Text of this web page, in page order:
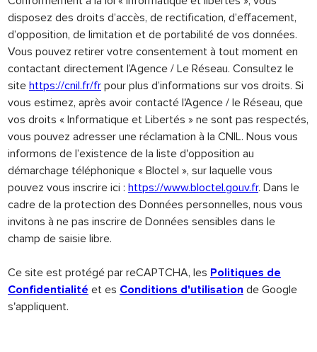
disposez des droits d’accès, de rectification, d’effacement,
d’opposition, de limitation et de portabilité de vos données.
Vous pouvez retirer votre consentement à tout moment en
contactant directement l’Agence / Le Réseau. Consultez le
site https://cnil.fr/fr pour plus d’informations sur vos droits. Si
vous estimez, après avoir contacté l'Agence / le Réseau, que
vos droits « Informatique et Libertés » ne sont pas respectés,
vous pouvez adresser une réclamation à la CNIL. Nous vous
informons de l’existence de la liste d'opposition au
démarchage téléphonique « Bloctel », sur laquelle vous
pouvez vous inscrire ici : https://www.bloctel.gouv.fr. Dans le
cadre de la protection des Données personnelles, nous vous
invitons à ne pas inscrire de Données sensibles dans le
champ de saisie libre.
Ce site est protégé par reCAPTCHA, les Politiques de
Confidentialité et es Conditions d'utilisation de Google
s'appliquent.